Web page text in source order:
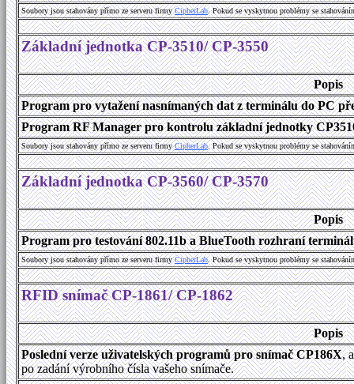
Soubory jsou stahovány přímo ze serveru firmyCipherLab. Pokud se vyskytnou problémy se
Základní jednotka CP-3510/ CP-3550
Popis
Program pro vytažení nasnímaných dat z terminálu do PC
Program RF Manager pro kontrolu základní jednotky
Soubory jsou stahovány přímo ze serveru firmyCipherLab. Pokud se vyskytnou problémy se
Základní jednotka CP-3560/ CP-3570
Popis
Program pro testování 802.11b a BlueTooth rozhraní
Soubory jsou stahovány přímo ze serveru firmyCipherLab. Pokud se vyskytnou problémy se
RFID snímač CP-1861/ CP-1862
Popis
Poslední verze uživatelských programů pro snímač CP186X,
po zadání výrobního čísla vašeho snímače.